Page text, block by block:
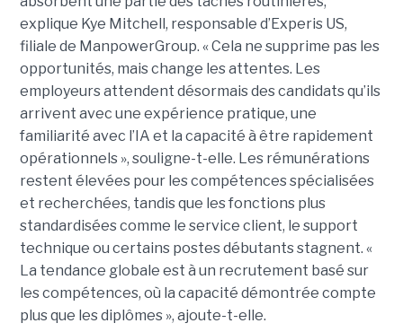
explique Kye Mitchell, responsable d’Experis US,
filiale de ManpowerGroup. « Cela ne supprime pas les
opportunités, mais change les attentes. Les
employeurs attendent désormais des candidats qu’ils
arrivent avec une expérience pratique, une
familiarité avec l’IA et la capacité à être rapidement
opérationnels », souligne-t-elle. Les rémunérations
restent élevées pour les compétences spécialisées
et recherchées, tandis que les fonctions plus
standardisées comme le service client, le support
technique ou certains postes débutants stagnent. «
La tendance globale est à un recrutement basé sur
les compétences, où la capacité démontrée compte
plus que les diplômes », ajoute-t-elle.